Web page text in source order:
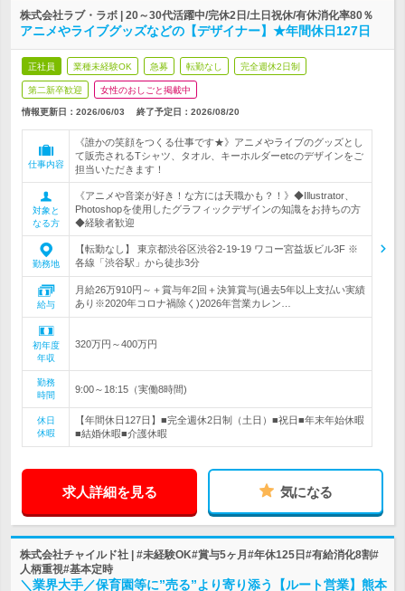
株式会社ラブ・ラボ | 20～30代活躍中/完休2日/土日祝休/有休消化率80％
アニメやライブグッズなどの【デザイナー】★年間休日127日
正社員 業種未経験OK 急募 転勤なし 完全週休2日制
第二新卒歓迎 女性のおしごと掲載中
情報更新日：2026/06/03 終了予定日： 2026/08/20
仕事内容
《誰かの笑顔をつくる仕事です★》アニメやライブのグッズとし
て販売されるTシャツ、タオル、キーホルダーetcのデザインをご
担当いただきます！
対象と
なる方
《アニメや音楽が好き！な方には天職かも？！》◆Illustrator、
Photoshopを使用したグラフィックデザインの知識をお持ちの方
◆経験者歓迎
勤務地
【転勤なし】 東京都渋谷区渋谷2-19-19 ワコー宮益坂ビル3F ※
各線「渋谷駅」から徒歩3分
給与
月給26万910円～＋賞与年2回＋決算賞与(過去5年以上支払い実績
あり※2020年コロナ禍除く)2026年営業カレン…
初年度
年収
320万円～400万円
勤務
時間
9:00～18:15（実働8時間)
休日
休暇
【年間休日127日】■完全週休2日制（土日）■祝日■年末年始休暇
■結婚休暇■介護休暇
求人詳細を見る 気になる
株式会社チャイルド社 | #未経験OK#賞与5ヶ月#年休125日#有給消化8割#
人柄重視#基本定時
＼業界大手／保育園等に”売る”より寄り添う【ルート営業】熊本